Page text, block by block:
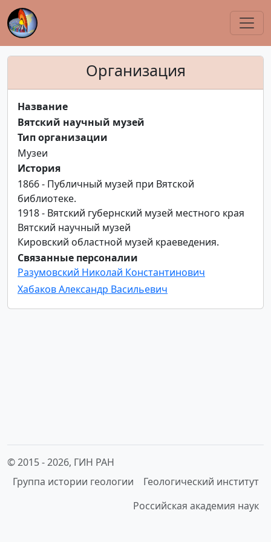
Организация
Название
Вятский научный музей
Тип организации
Музеи
История
1866 - Публичный музей при Вятской
библиотеке.
1918 - Вятский губернский музей местного края
Вятский научный музей
Кировский областной музей краеведения.
Связанные персоналии
Разумовский Николай Константинович
Хабаков Александр Васильевич
© 2015 -2026, ГИН РАН
Группа истории геологии
Геологический институт
Российская академия наук